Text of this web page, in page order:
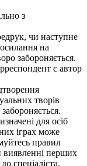
з
чи наступне
на
забороняється.
є автор
творів
для осіб
іграх може
правил
виявленні перших
спеціаліста.